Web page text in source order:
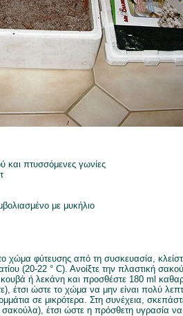
και πτυσσόμενες γωνίες
με μυκήλιο
χώμα φύτευσης από τη συσκευασία,
(20-22 ° C). Ανοίξτε την πλαστική
κουβά ή λεκάνη και προσθέστε 180 ml
έτσι ώστε το χώμα να μην είναι πολύ
σε μικρότερα. Στη συνέχεια,
έτσι ώστε η πρόσθετη υγρασία